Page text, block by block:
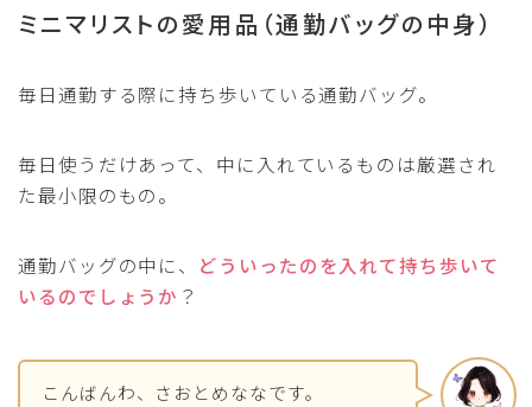
ミニマリストの愛用品（通勤バッグの中身）
毎日通勤する際に持ち歩いている通勤バッグ。
毎日使うだけあって、中に入れているものは厳選され
た最小限のもの。
通勤バッグの中に、 どういったのを入れて持ち歩いて
いるのでしょうか ？
こんばんわ、さおとめななです。